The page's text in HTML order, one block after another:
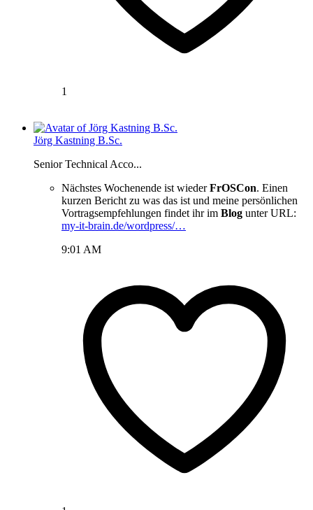
1
Jörg Kastning B.Sc.
Senior Technical Acco...
Nächstes Wochenende ist wiederFrOSCon. Einen
kurzen Bericht zu was das ist und meine persönlichen
Vortragsempfehlungen findet ihr im Blog unter URL:
my-it-brain.de/wordpress/…
9:01 AM